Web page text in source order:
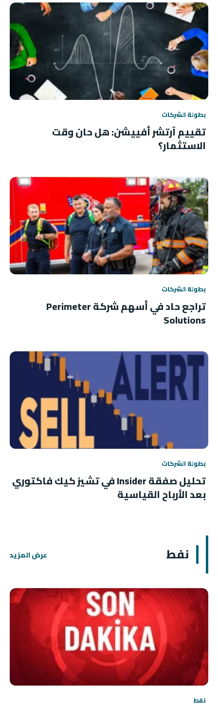
بطولة الشركات
تقييم آرتشر أفييشن: هل حان وقت
الاستثمار؟
بطولة الشركات
تراجع حاد في أسهم شركة Perimeter
Solutions
بطولة الشركات
تحليل صفقة Insider في تشيز كيك فاكتوري
بعد الأرباح القياسية
نفط عرض المزيد
نفط